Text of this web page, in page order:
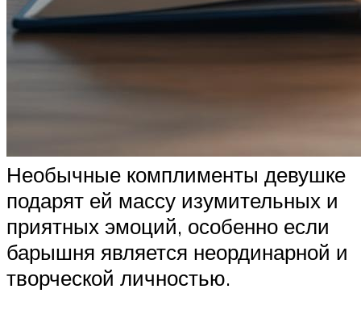
Необычные комплименты девушке
подарят ей массу изумительных и
приятных эмоций, особенно если
барышня является неординарной и
творческой личностью.